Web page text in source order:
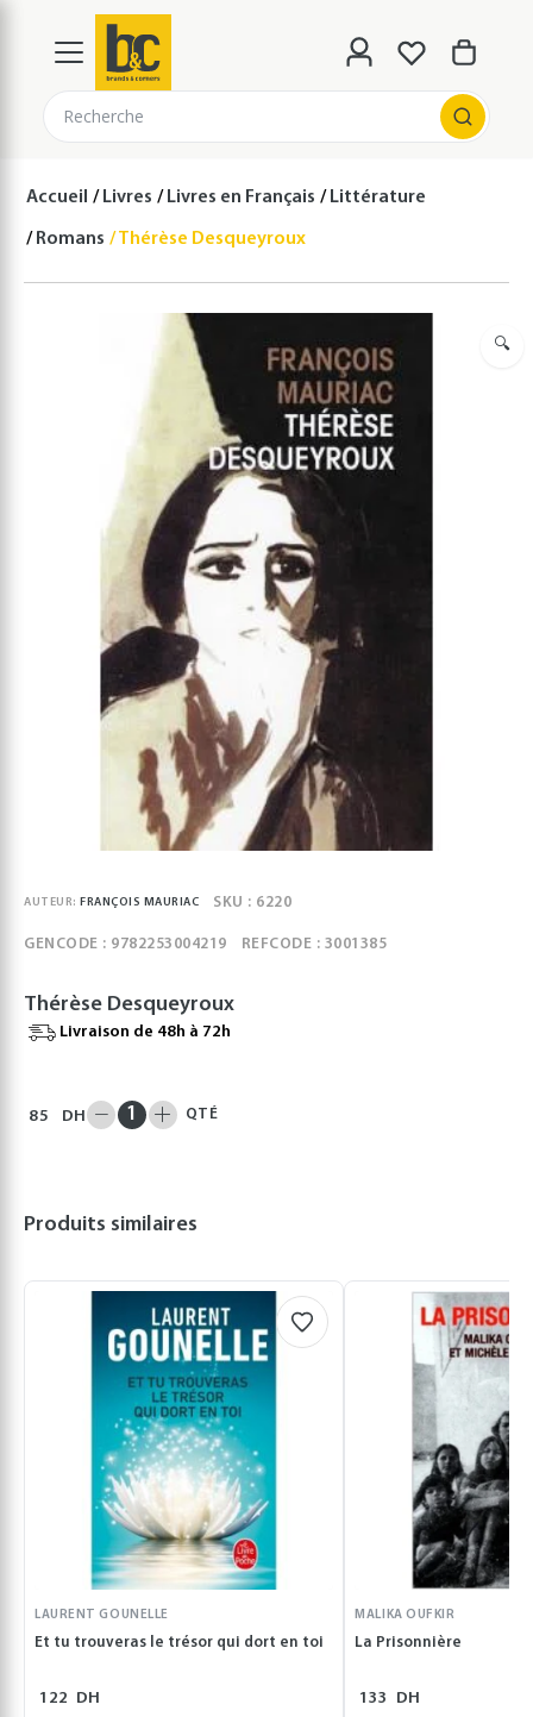
Recherche
Accueil Livres Livres en Français Littérature
Romans Thérèse Desqueyroux
🔍
AUTEUR: FRANÇOIS MAURIAC SKU : 6220
GENCODE : 9782253004219 REFCODE : 3001385
Thérèse Desqueyroux
Livraison de 48h à 72h
85 DH QTÉ
Produits similaires
LAURENT GOUNELLE
Et tu trouveras le trésor qui dort en toi
122 DH
MALIKA OUFKIR
La Prisonnière
133 DH